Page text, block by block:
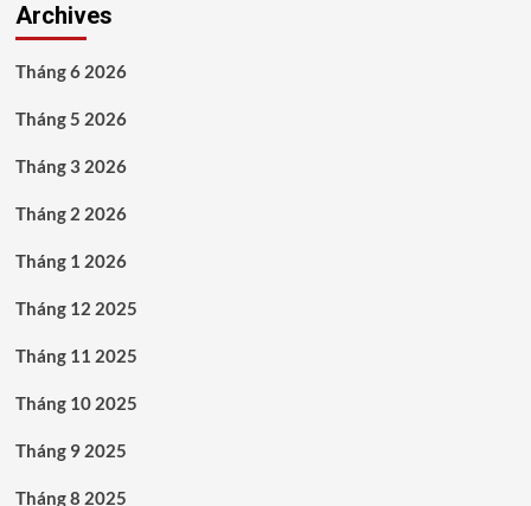
Archives
Tháng 6 2026
Tháng 5 2026
Tháng 3 2026
Tháng 2 2026
Tháng 1 2026
Tháng 12 2025
Tháng 11 2025
Tháng 10 2025
Tháng 9 2025
Tháng 8 2025